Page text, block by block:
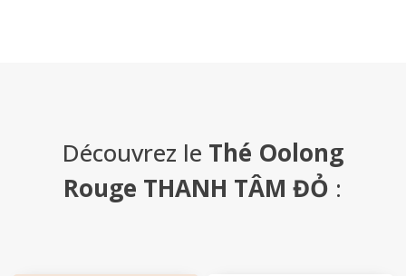
Boutique
Contact
Découvrez le Thé Oolong
Rouge THANH TÂM ĐỎ :